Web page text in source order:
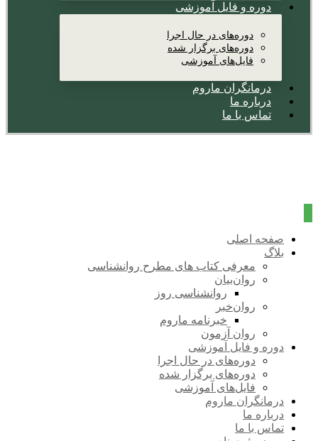
دوره و فایل آموزشی
دوره‌های در حال اجرا
دوره‌های برگزار شده
فایل‌های آموزشی
درمانگران ماروم
درباره ما
تماس با ما
صفحه اصلی
بلاگ
معرفی کتاب های مطرح روانشناسی
روان‌بیان
روانشناسی روز
روان‌خبر
خبرنامه ماروم
روان آزمون
دوره و فایل آموزشی
دوره‌های در حال اجرا
دوره‌های برگزار شده
فایل‌های آموزشی
درمانگران ماروم
درباره ما
تماس با ما